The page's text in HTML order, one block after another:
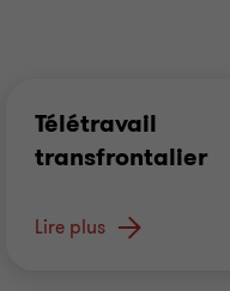
Télétravail
transfrontalier
Lire plus